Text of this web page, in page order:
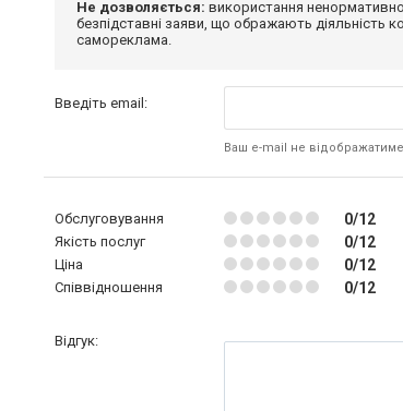
Не дозволяється: використання
безпідставні заяви, що ображають діяльність
самореклама.
Введіть email:
Ваш e-mail не
Обслуговування 0/12
Якість послуг 0/12
Ціна 0/12
Співвідношення 0/12
Відгук: